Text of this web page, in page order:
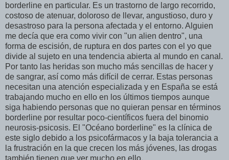
borderline en particular. Es un trastorno de largo recorrido,
costoso de atenuar, doloroso de llevar, angustioso, duro y
desastroso para la persona afectada y el entorno. Alguien
me decía que era como vivir con "un alien dentro", una
forma de escisión, de ruptura en dos partes con el yo que
divide al sujeto en una tendencia abierta al mundo en canal.
Por tanto las heridas son mucho más sencillas de hacer y
de sangrar, así como más difícil de cerrar. Estas personas
necesitan una atención especializada y en España se está
trabajando mucho en ello en los últimos tiempos aunque
siga habiendo personas que no quieran pensar en términos
borderline por resultar poco-científicos fuera del binomio
neurosis-psicosis. El "Océano borderline" es la clínica de
este siglo debido a los psicofármacos y la baja tolerancia a
la frustración en la que crecen los más jóvenes, las drogas
también tienen que ver mucho en ello.